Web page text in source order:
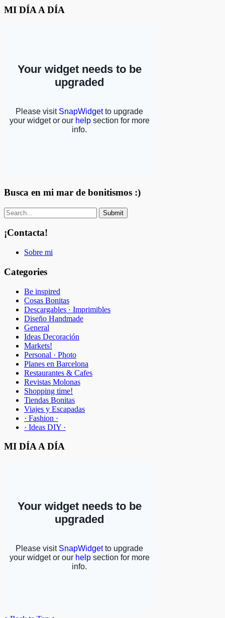
MI DÍA A DÍA
Busca en mi mar de bonitismos :)
¡Contacta!
Sobre mi
Categories
Be inspired
Cosas Bonitas
Descargables · Imprimibles
Diseño Handmade
General
Ideas Decoración
Markets!
Personal · Photo
Planes en Barcelona
Restaurantes & Cafes
Revistas Molonas
Shopping time!
Tiendas Bonitas
Viajes y Escapadas
· Fashion ·
· Ideas DIY ·
MI DÍA A DÍA